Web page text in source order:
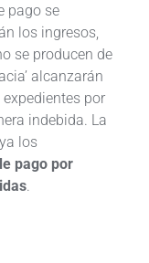
pago se
los ingresos,
se producen de
alcanzarán
por
indebida. La
los
pago por
.